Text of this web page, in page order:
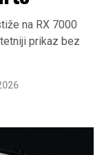
na RX 7000
prikaz bez